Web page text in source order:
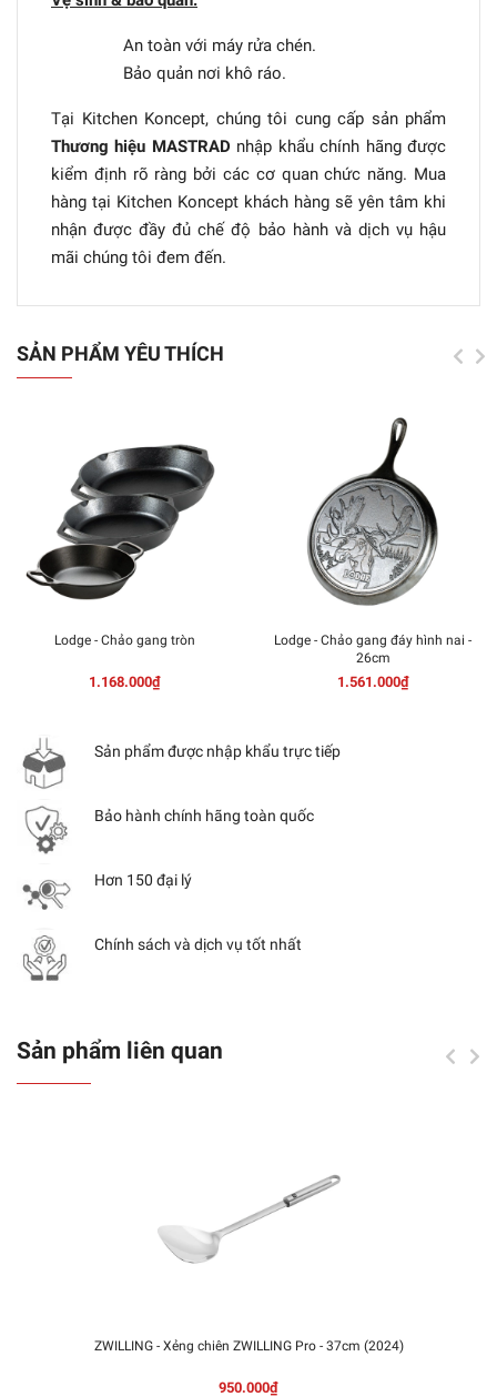
An toàn với máy rửa chén.
Bảo quản nơi khô ráo.
Tại Kitchen Koncept, chúng tôi cung cấp sản phẩm
Thương hiệu MASTRAD nhập khẩu chính hãng được
kiểm định rõ ràng bởi các cơ quan chức năng. Mua
hàng tại Kitchen Koncept khách hàng sẽ yên tâm khi
nhận được đầy đủ chế độ bảo hành và dịch vụ hậu
mãi chúng tôi đem đến.
SẢN PHẨM YÊU THÍCH
Lodge - Chảo gang tròn
1.168.000₫
Lodge - Chảo gang đáy hình nai -
26cm
1.561.000₫
Sản phẩm được nhập khẩu trực tiếp
Bảo hành chính hãng toàn quốc
Hơn 150 đại lý
Chính sách và dịch vụ tốt nhất
Sản phẩm liên quan
ZWILLING - Xẻng chiên ZWILLING Pro - 37cm (2024)
950.000₫